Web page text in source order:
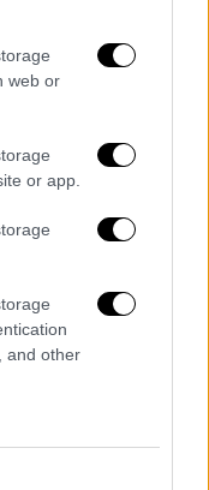
web or
or app.
and other
που φέρουν
κόμματα ο
παραμείνω
μόνος, πολλές
αποφάσεις»